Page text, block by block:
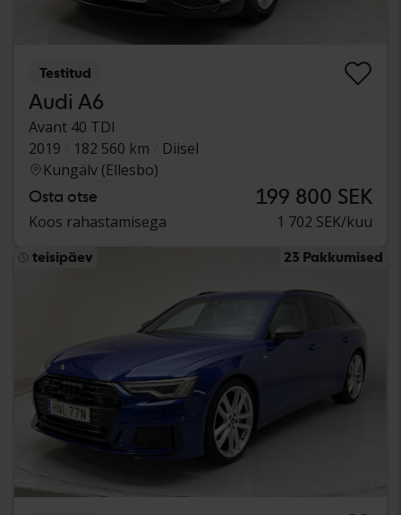
Testitud
Audi A6
Avant 40 TDI
2019
182 560 km
Diisel
Kungälv (Ellesbo)
Osta otse 199 800 SEK
Koos rahastamisega 1 702 SEK/kuu
teisipäev 23 Pakkumised